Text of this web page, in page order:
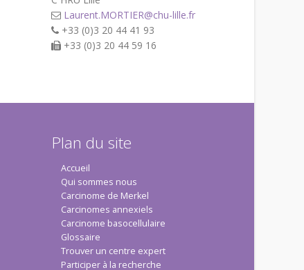
Laurent.MORTIER@chu-lille.fr
+33 (0)3 20 44 41 93
+33 (0)3 20 44 59 16
Plan du site
Accueil
Qui sommes nous
Carcinome de Merkel
Carcinomes annexiels
Carcinome basocellulaire
Glossaire
Trouver un centre expert
Participer à la recherche